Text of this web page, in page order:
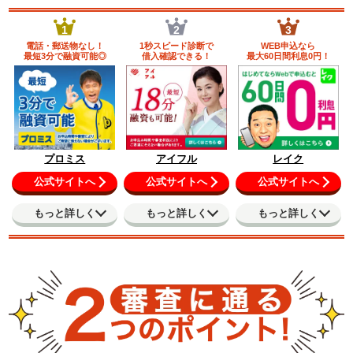
1
電話・郵送物なし！
最短3分で融資可能◎
プロミス
公式サイトへ
もっと詳しく
2
1秒スピード診断で
借入確認できる！
アイフル
公式サイトへ
もっと詳しく
3
WEB申込なら
最大60日間利息0円！
レイク
公式サイトへ
もっと詳しく